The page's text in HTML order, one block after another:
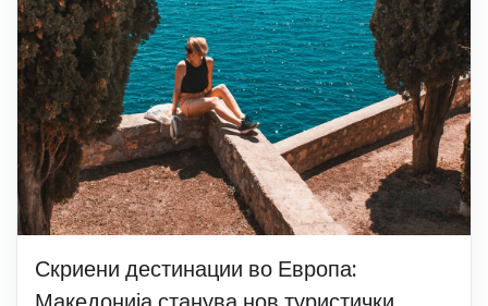
Скриени дестинации во Европа: